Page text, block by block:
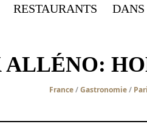
RESTAURANTS
France/Gastronomie/